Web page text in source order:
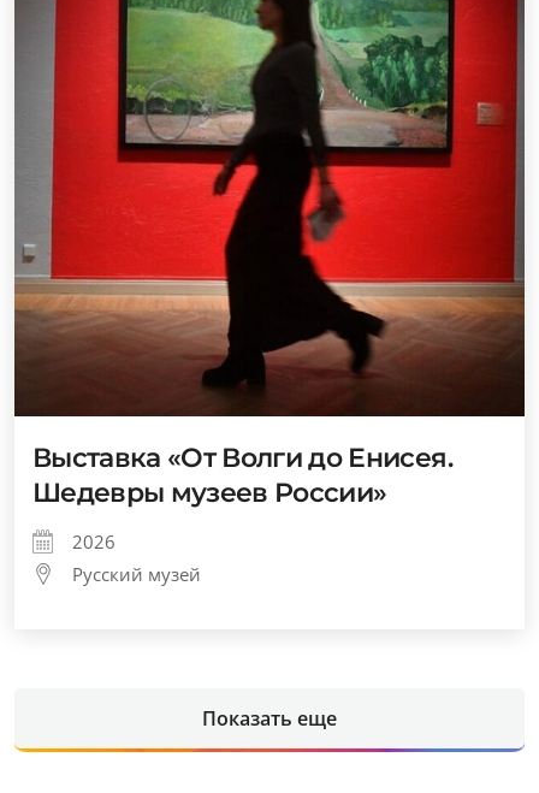
Выставка «От Волги до Енисея.
Шедевры музеев России»
2026
Русский музей
Показать еще